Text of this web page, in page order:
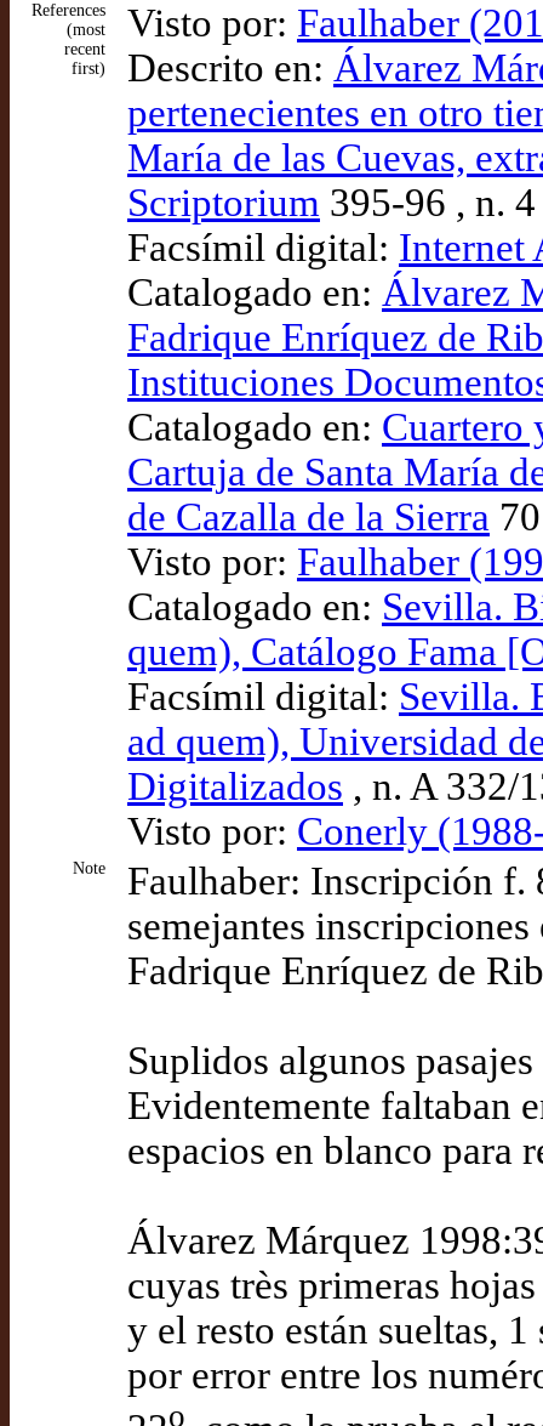
References
(most
recent
first)
Visto por: Faulhaber
Descrito en: Álvarez
pertenecientes en otro
María de las Cuevas,
Scriptorium 395-96 , n. 4
Facsímil digital: Internet
Catalogado en: Álvarez
Fadrique Enríquez de
Instituciones
Catalogado en: Cuartero
Cartuja de Santa María
de Cazalla de la Sierra
Visto por: Faulhaber
Catalogado en: Sevilla.
quem), Catálogo Fama
Facsímil digital: Sevilla.
ad quem), Universidad
Digitalizados , n. A 332/
Visto por: Conerly
Note
Faulhaber: Inscripción f.
semejantes
Fadrique Enríquez de
Suplidos algunos
Evidentemente faltaban
espacios en blanco para
Álvarez Márquez
cuyas très primeras
y el resto están sueltas,
por error entre los
o